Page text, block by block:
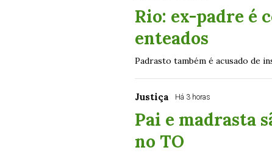
Rio: ex-padre é
enteados
Padrasto também é acusado de
Justiça Há 3 horas
Pai e madrasta
no TO